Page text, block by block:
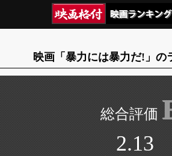
映画「暴力には暴力だ!」の
2.13